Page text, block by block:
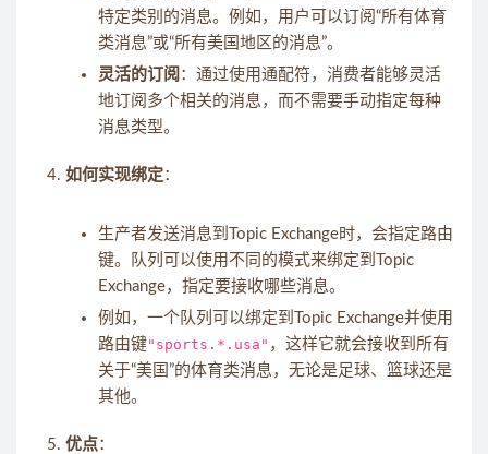
特定类别的消息。例如，用户可以订阅“所有体育
类消息”或“所有美国地区的消息”。
灵活的订阅 ：通过使用通配符，消费者能够灵活
地订阅多个相关的消息，而不需要手动指定每种
消息类型。
如何实现绑定：
生产者发送消息到Topic Exchange时，会指定路由
键。队列可以使用不同的模式来绑定到Topic
Exchange，指定要接收哪些消息。
例如，一个队列可以绑定到Topic Exchange并使用
路由键"sports.*.usa" ，这样它就会接收到所有
关于“美国”的体育类消息，无论是足球、篮球还是
其他。
优点：